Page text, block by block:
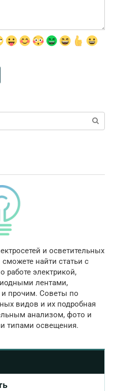
и осветительных
найти статьи с
работе электрикой,
лентами,
прочим. Советы по
видов и их подробная
анализом, фото и
типами освещения.